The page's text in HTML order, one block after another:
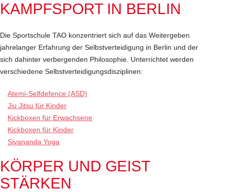
KAMPFSPORT IN BERLIN
Die Sportschule TAO konzentriert sich auf das Weitergeben
jahrelanger Erfahrung der Selbstverteidigung in Berlin und der
sich dahinter verbergenden Philosophie. Unterrichtet werden
verschiedene Selbstverteidigungsdisziplinen:
Atemi-Selfdefence (ASD)
Jiu Jitsu für Kinder
Kickboxen für Erwachsene
Kickboxen für Kinder
Sivananda Yoga
KÖRPER UND GEIST
STÄRKEN